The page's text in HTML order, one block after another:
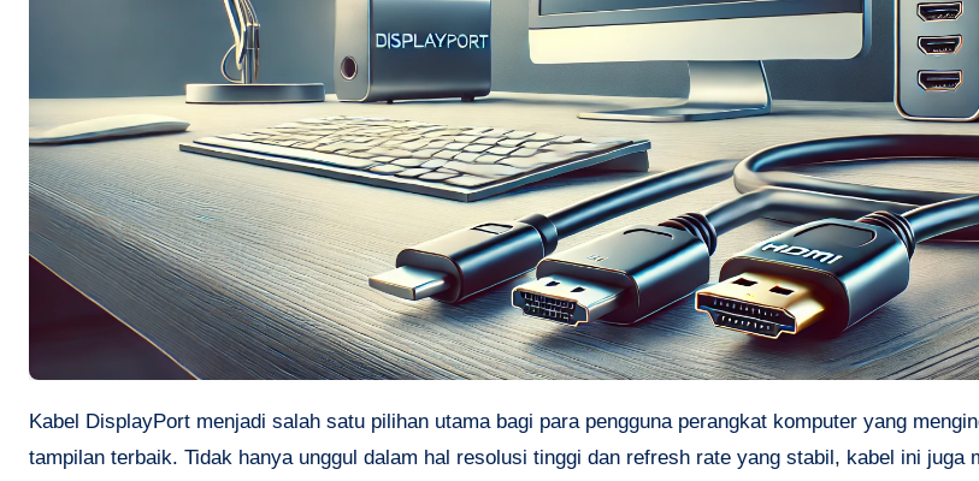
Kabel DisplayPort menjadi salah satu pilihan utama bagi para pengguna perangkat komputer yang menginginkan kualitas
tampilan terbaik. Tidak hanya unggul dalam hal resolusi tinggi dan refresh rate yang stabil, kabel ini juga